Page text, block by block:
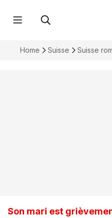
Home Suisse Suisse
Son mari est